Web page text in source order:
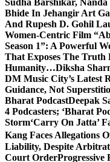
Sudha Barshikar, Nanda
Bhide In Jehangir Art
And Rupesh D. Gohil
Women-Centric Film
Season 1”: A Powerful
That Exposes The Truth
Humanity…Diksha
DM Music City’s Latest
Guidance, Not
Bharat PodcastDeepak
4 Podcasters; ‘Bharat
Storm‘Carry On Jatta’
Kang Faces Allegations
Liability, Despite
Court OrderProgressive